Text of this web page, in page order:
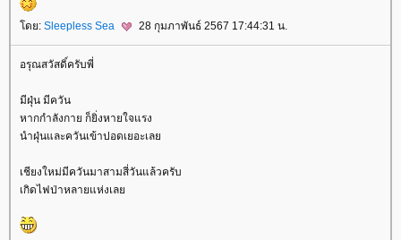
ดย: Sleepless Sea 28 กุมภาพันธ์ 2567 17:44:31 น.
อรุณสวัสดิ์ครับพี่
มีฝุ่น มีควัน
หากกำลังกาย ก็ยิ่งหายใจแรง
นำฝุ่นและควันเข้าปอดเยอะเล
เชียงใหม่มีควันมาสามสี่วันแล้วครับ
เกิดไฟป่าหลายแห่งเล